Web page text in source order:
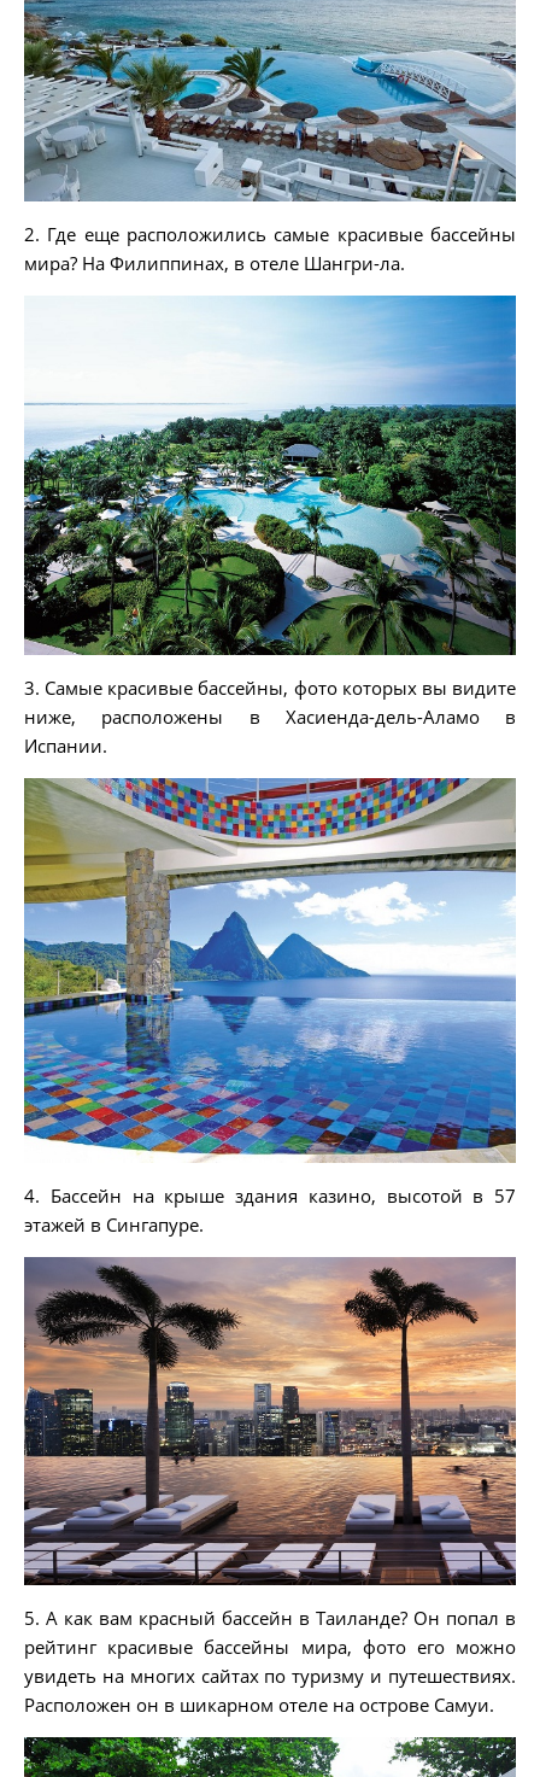
2. Где еще расположились самые красивые бассейны
мира? На Филиппинах, в отеле Шангри-ла.
3. Самые красивые бассейны, фото которых вы видите
ниже, расположены в Хасиенда-дель-Аламо в
Испании.
4. Бассейн на крыше здания казино, высотой в 57
этажей в Сингапуре.
5. А как вам красный бассейн в Таиланде? Он попал в
рейтинг красивые бассейны мира, фото его можно
увидеть на многих сайтах по туризму и путешествиях.
Расположен он в шикарном отеле на острове Самуи.